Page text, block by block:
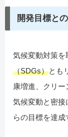
開発目標と
気候変動対策
（SDGs）とも
康増進、クリ
気候変動と密
らの目標を達成